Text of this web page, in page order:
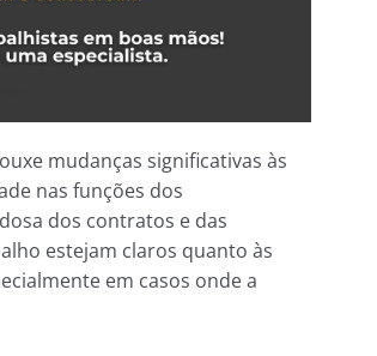
mudanças significativas às
nas funções dos
dos contratos e das
estejam claros quanto às
em casos onde a